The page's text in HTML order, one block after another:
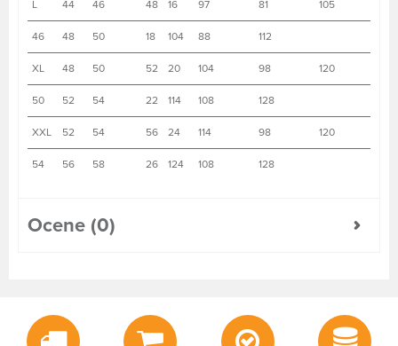
L 44 46 48 16 97 81 105
46 48 50 18 104 88 112
XL 48 50 52 20 104 98 120
50 52 54 22 114 108 128
XXL 52 54 56 24 114 98 120
54 56 58 26 124 108 128
Ocene (0)